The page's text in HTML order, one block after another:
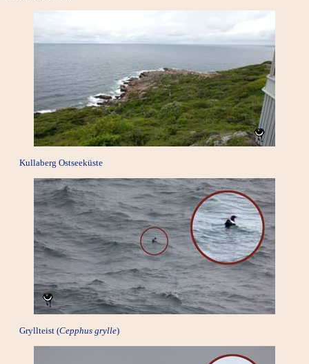
Kullaberg Ostseeküste
Gryllteist (Cepphus grylle)